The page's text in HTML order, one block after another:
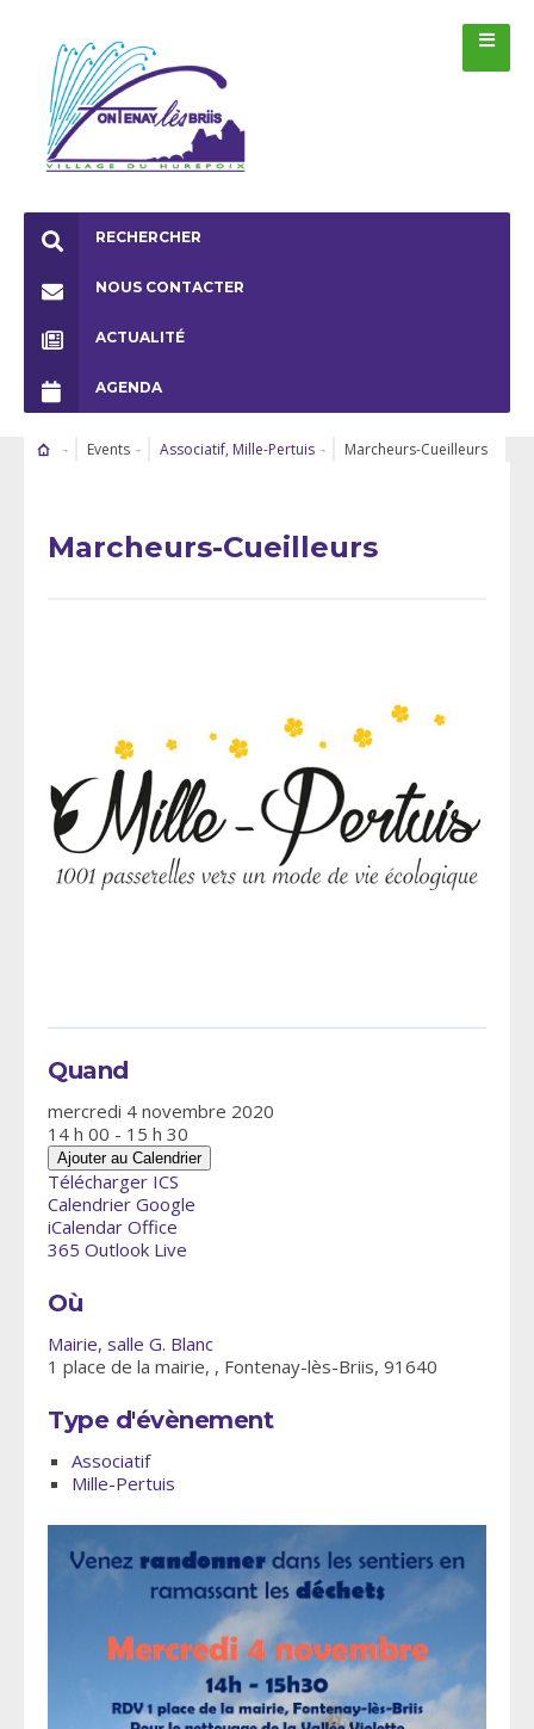
RECHERCHER
NOUS CONTACTER
ACTUALITÉ
AGENDA
Events Associatif, Mille-Pertuis Marcheurs-Cueilleurs
Marcheurs-Cueilleurs
Quand
mercredi 4 novembre 2020
14 h 00 - 15 h 30
Ajouter au Calendrier
Télécharger ICS
Calendrier Google
iCalendar Office
365 Outlook Live
Où
Mairie, salle G. Blanc
1 place de la mairie, , Fontenay-lès-Briis, 91640
Type d'évènement
Associatif
Mille-Pertuis